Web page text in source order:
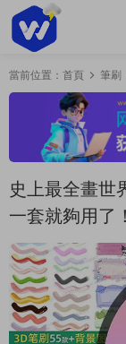
當前位置： 首頁 筆刷
史上最全畫
一套就夠用了